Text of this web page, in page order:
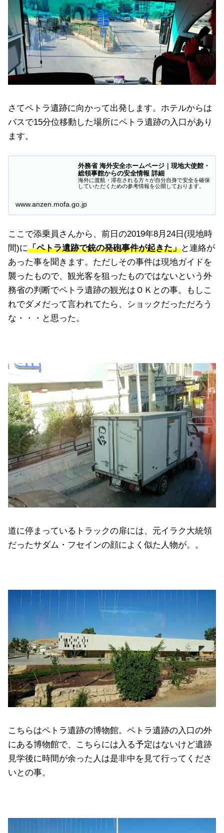
さてペトラ遺跡に向かって出発します。ホテルからは
バスで15分位移動した場所にペトラ遺跡の入口があり
ます。
外務省 海外安全ホームページ｜現地大使館・
総領事館からの安全情報 詳細
海外に渡航・滞在される方々が自分自身で安全を確保
していただくための参考情報を公開しております。
www.anzen.mofa.go.jp
ここで添乗員さんから、前日の2019年8月24日(現地時
間)に「ペトラ遺跡で銃の発砲事件が起きた」と連絡が
あった事を聞きます。ただしその事件は現地ガイドを
襲ったもので、観光客を狙ったものではないという外
務省の判断でペトラ遺跡の観光はＯＫとの事。もしこ
れでダメだって言われてたら、ショックだっただろう
な・・・と思った。
道に停まっているトラックの扉には、元イラク大統領
だったサダム・フセインの顔によく似た人物が。。
こちらはペトラ遺跡の博物館。ペトラ遺跡の入口の外
にある博物館で、こちらには入る予定はないけど遺跡
見学後に時間が余った人は是非中を見て行ってくださ
いとの事。